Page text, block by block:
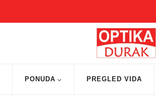
PONUDA PREGLED VIDA